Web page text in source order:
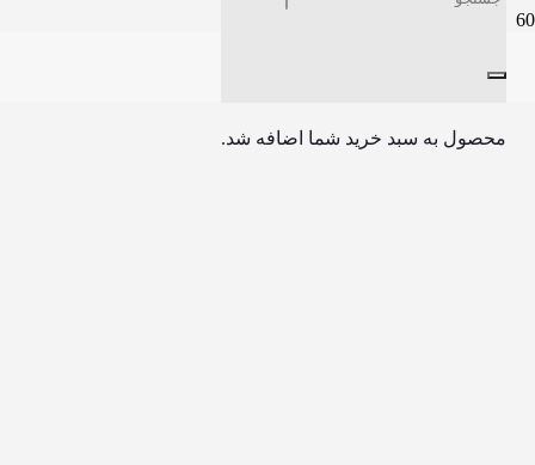
محصول به سبد خرید شما اضافه شد.